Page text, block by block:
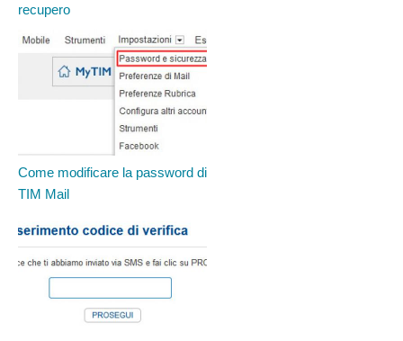
recupero
Come modificare la password di
TIM Mail